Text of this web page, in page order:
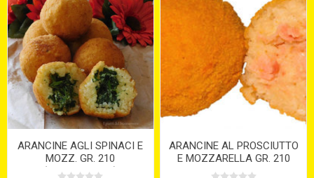
ARANCINE AGLI SPINACI E
MOZZ. GR. 210
(VEGETARIANE)
ARANCINE AL PROSCIUTTO
E MOZZARELLA GR. 210